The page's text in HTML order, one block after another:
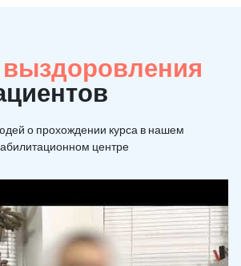
о прохождении курса в нашем
центре